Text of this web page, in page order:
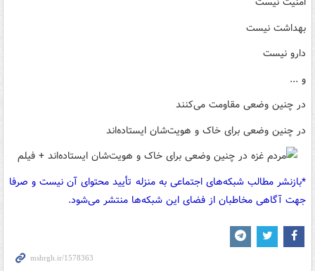
بهداشت نیست
دارو نیست
و ...
در چنین وضعی مقاومت می‌کنند
در چنین وضعی برای خاک و هویت‌شان ایستاده‌اند
*بازنشر مطالب شبکه‌های اجتماعی به منزله تأیید محتوای آن نیست و صرفا
جهت آگاهی مخاطبان از فضای این شبکه‌ها منتشر می‌شود.